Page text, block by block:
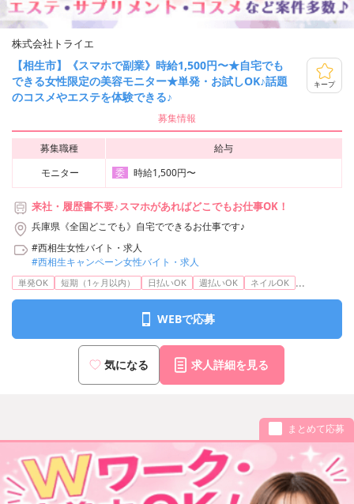
株式会社トライエ
【相生市】《スマホで副業》時給1,500円〜★自宅でも
できる女性限定の美容モニター★単発・お試しOK♪話題
のコスメやエステを体験できる♪
キープ
募集情報
募集職種
給与
モニター
委 時給1,500円〜
来社・履歴書不要♪スマホがあればどこでもお仕事OK！
兵庫県《全国どこでも》自宅でできるお仕事です♪
#西相生女性バイト・求人
#西相生キャンペーン女性バイト・求人
単発OK 短期（1ヶ月以内） 日払いOK 週払いOK ネイルOK ...
WEBで応募
気になる 求人詳細を見る
まとめて応募